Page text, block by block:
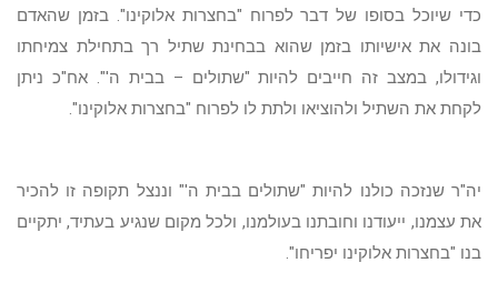
כדי שיוכל בסופו של דבר לפרוח "בחצרות אלוקינו". בזמן שהאדם
בונה את אישיותו בזמן שהוא בבחינת שתיל רך בתחילת צמיחתו
וגידולו, במצב זה חייבים להיות "שתולים – בבית ה'". אח"כ ניתן
לקחת את השתיל ולהוציאו ולתת לו לפרוח "בחצרות אלוקינו".
יה"ר שנזכה כולנו להיות "שתולים בבית ה'" וננצל תקופה זו להכיר
את עצמנו, ייעודנו וחובתנו בעולמנו, ולכל מקום שנגיע בעתיד, יתקיים
בנו "בחצרות אלוקינו יפריחו".